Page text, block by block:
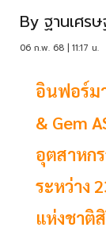
By ฐานเศร
06 ก.พ. 68 | 11:17 น.
อินฟอร์ม
& Gem
อุตสาหก
ระหว่าง
แห่งชาติ